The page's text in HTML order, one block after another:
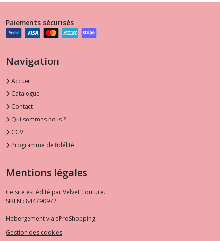
Paiements sécurisés
Navigation
Accueil
Catalogue
Contact
Qui sommes nous ?
CGV
Programme de fidélité
Mentions légales
Ce site est édité par Velvet Couture.
SIREN : 844790972
Hébergement via eProShopping
Gestion des cookies